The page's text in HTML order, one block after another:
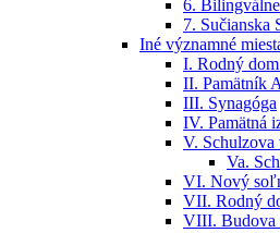
6.
7. Sučianska
Iné významné
I. Rodný
II. Pamätník
III. Synagóga
IV. Pamätná
V. Schulzova
Va.
VI. Nový
VII. Rodný
VIII. Budova